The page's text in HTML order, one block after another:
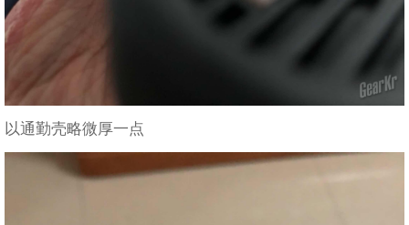
以通勤壳略微厚一点